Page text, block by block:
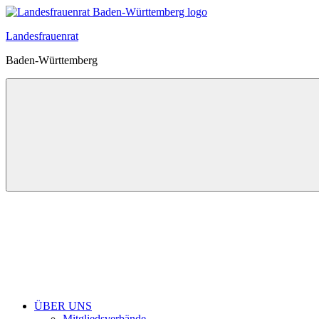
Zum
springen
Landesfrauenrat
Baden-Württemberg
ÜBER UNS